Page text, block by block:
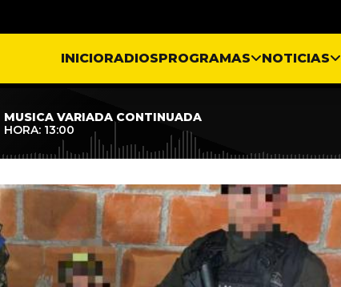
INICIORADIOSPROGRAMAS NOTICIAS
MUSICA VARIADA CONTINUADA
HORA: 13:00